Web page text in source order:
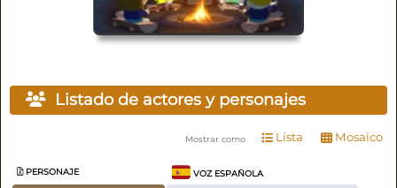
Listado de actores y personajes
Mostrar como Lista Mosaico
PERSONAJE VOZ ESPAÑOLA